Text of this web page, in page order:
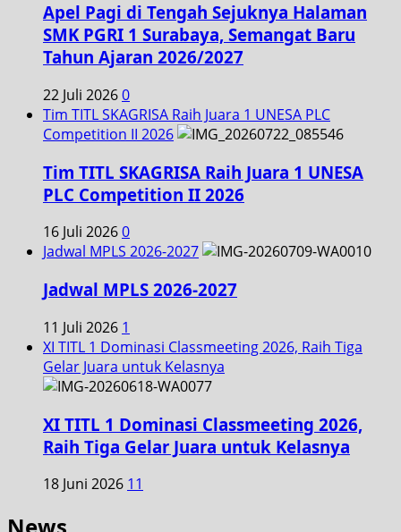
Apel Pagi di Tengah Sejuknya Halaman
SMK PGRI 1 Surabaya, Semangat Baru
Tahun Ajaran 2026/2027
22 Juli 20260
Tim TITL SKAGRISA Raih Juara 1 UNESA PLC
Competition II 2026
Tim TITL SKAGRISA Raih Juara 1 UNESA
PLC Competition II 2026
16 Juli 20260
Jadwal MPLS 2026-2027
Jadwal MPLS 2026-2027
11 Juli 2026 1
XI TITL 1 Dominasi Classmeeting 2026, Raih Tiga
Gelar Juara untuk Kelasnya
XI TITL 1 Dominasi Classmeeting 2026,
Raih Tiga Gelar Juara untuk Kelasnya
18 Juni 2026 11